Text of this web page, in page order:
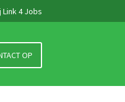
4 Jobs
OP